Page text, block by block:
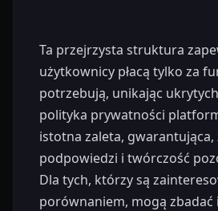
Ta przejrzysta struktura
użytkownicy płacą tylko za
potrzebują, unikając
polityka prywatności
istotna zaleta, gwarantująca,
podpowiedzi i twórczość
Dla tych, którzy są
porównaniem, mogą zbadać